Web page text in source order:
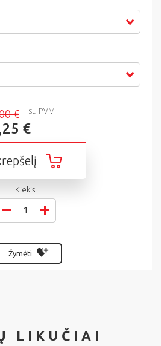
€
€
su PVM
Kiekis:
Žymėti
LIKUČIAI